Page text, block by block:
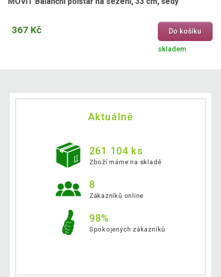
367 Kč Do košíku
skladem
Aktuálně
261 104 ks
Zboží máme na skladě
8
Zákazníků online
98%
Spokojených zákazníků